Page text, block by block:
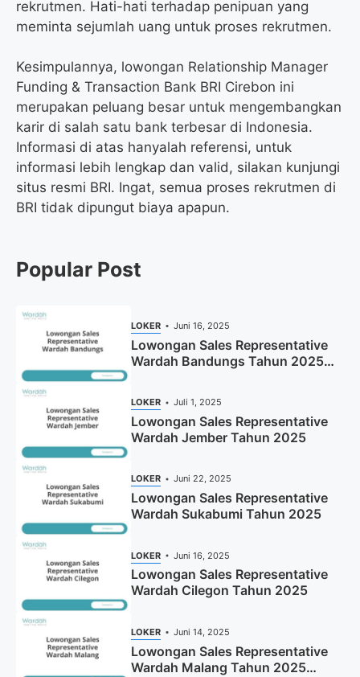
rekrutmen. Hati-hati terhadap penipuan yang
meminta sejumlah uang untuk proses rekrutmen.
Kesimpulannya, lowongan Relationship Manager
Funding & Transaction Bank BRI Cirebon ini
merupakan peluang besar untuk mengembangkan
karir di salah satu bank terbesar di Indonesia.
Informasi di atas hanyalah referensi, untuk
informasi lebih lengkap dan valid, silakan kunjungi
situs resmi BRI. Ingat, semua proses rekrutmen di
BRI tidak dipungut biaya apapun.
Popular Post
LOKER Juni 16, 2025
Lowongan Sales Representative
Wardah Bandungs Tahun 2025
LOKER Juli 1, 2025
Lowongan Sales Representative
Wardah Jember Tahun 2025
LOKER Juni 22, 2025
Lowongan Sales Representative
Wardah Sukabumi Tahun 2025
LOKER Juni 16, 2025
Lowongan Sales Representative
Wardah Cilegon Tahun 2025
LOKER Juni 14, 2025
Lowongan Sales Representative
Wardah Malang Tahun 2025